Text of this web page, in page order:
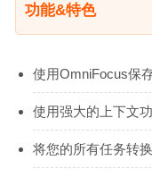
功能&特色
使用OmniFocus保
使用强大的上下文
将您的所有任务转